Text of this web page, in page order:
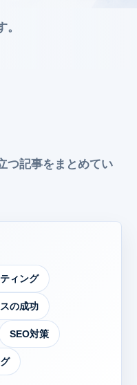
つ記事をまとめてい
ィング
の成功
SEO対策